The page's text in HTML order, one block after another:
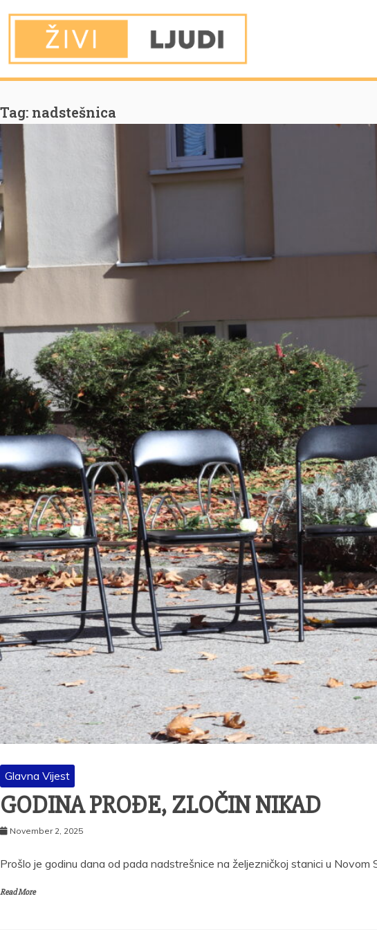
You are Here
Home
nadstešnica
Tag: nadstešnica
Glavna Vijest
GODINA PROĐE, ZLOČIN NIKAD
November 2, 2025
Prošlo je godinu dana od pada nadstrešnice na željezničkoj stanici u
Read More